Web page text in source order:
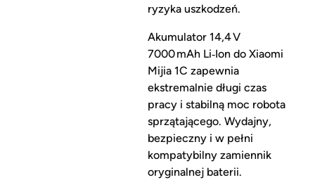
ryzyka uszkodzeń.
Akumulator 14,4 V
7000 mAh Li‑Ion do Xiaomi
Mijia 1C zapewnia
ekstremalnie długi czas
pracy i stabilną moc robota
sprzątającego. Wydajny,
bezpieczny i w pełni
kompatybilny zamiennik
oryginalnej baterii.